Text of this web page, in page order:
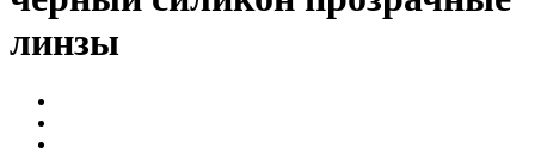
линзы